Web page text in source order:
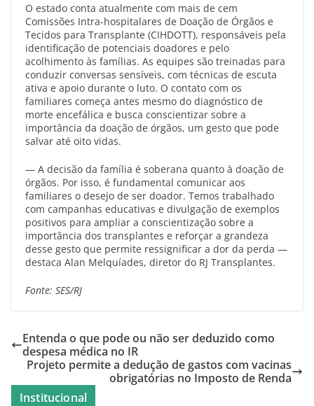
O estado conta atualmente com mais de cem
Comissões Intra-hospitalares de Doação de Órgãos e
Tecidos para Transplante (CIHDOTT), responsáveis pela
identificação de potenciais doadores e pelo
acolhimento às famílias. As equipes são treinadas para
conduzir conversas sensíveis, com técnicas de escuta
ativa e apoio durante o luto. O contato com os
familiares começa antes mesmo do diagnóstico de
morte encefálica e busca conscientizar sobre a
importância da doação de órgãos, um gesto que pode
salvar até oito vidas.
— A decisão da família é soberana quanto à doação de
órgãos. Por isso, é fundamental comunicar aos
familiares o desejo de ser doador. Temos trabalhado
com campanhas educativas e divulgação de exemplos
positivos para ampliar a conscientização sobre a
importância dos transplantes e reforçar a grandeza
desse gesto que permite ressignificar a dor da perda —
destaca Alan Melquíades, diretor do RJ Transplantes.
Fonte: SES/RJ
Entenda o que pode ou não ser deduzido como
despesa médica no IR
Projeto permite a dedução de gastos com vacinas
obrigatórias no Imposto de Renda
Institucional